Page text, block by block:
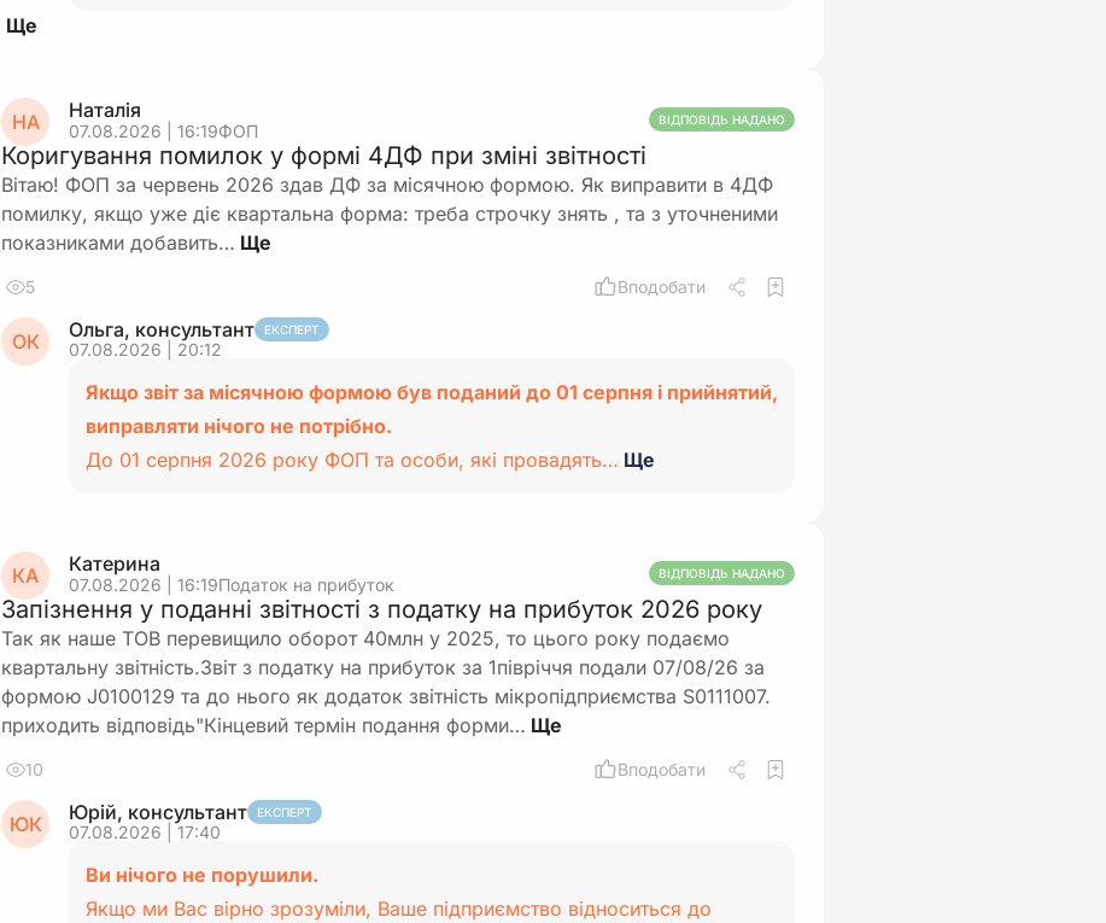
НА Наталія
07.08.2026 | 16:19ФОП
ВІДПОВІДЬ НАДАНО
Коригування помилок у формі 4ДФ при зміні звітності
Вітаю! ФОП за червень 2026 здав ДФ за місячною формою. Як виправити в 4ДФ
помилку, якщо уже діє квартальна форма: треба строчку знять , та з уточненими
показниками добавить…
5 Вподобати
ОК Ольга, консультант ЕКСПЕРТ
07.08.2026 | 20:12
Якщо звіт за місячною формою був поданий до 01 серпня і прийнятий,
виправляти нічого не потрібно.
До 01 серпня 2026 року ФОП та особи, які провадять… Ще
КА Катерина
07.08.2026 | 16:19Податок на прибуток
ВІДПОВІДЬ НАДАНО
Запізнення у поданні звітності з податку на прибуток 2026 року
Так як наше ТОВ перевищило оборот 40млн у 2025, то цього року подаємо
квартальну звітність.Звіт з податку на прибуток за 1півріччя подали 07/08/26 за
формою J0100129 та до нього як додаток звітність мікропідприємства S0111007.
приходить відповідь"Кінцевий термін подання форми…
10 Вподобати
ЮК Юрій, консультант ЕКСПЕРТ
07.08.2026 | 17:40
Ви нічого не порушили.
Якщо ми Вас вірно зрозуміли, Ваше підприємство відноситься до